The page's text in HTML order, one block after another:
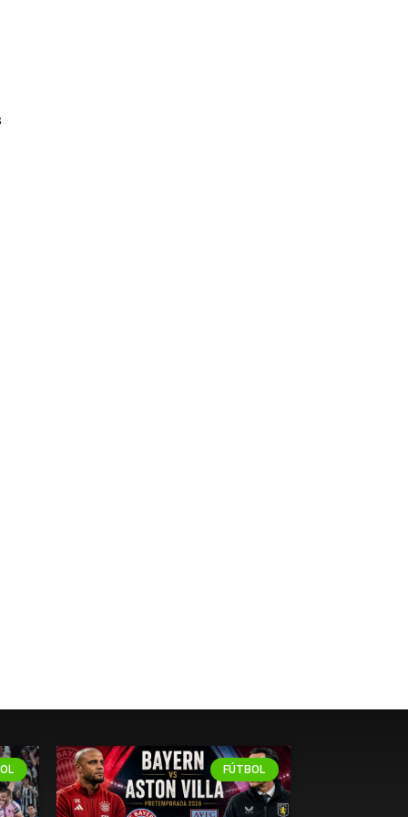
FÚTBOL